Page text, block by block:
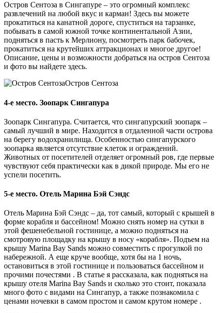
Остров Сентоза в Сингапуре – это огромный комплекс
развлечений на любой вкус и карман! Здесь вы можете
прокатиться на канатной дороге, спуститься на тарзанке,
побывать в самой южной точке континентальной Азии,
подняться в пасть к Мерлиону, посмотреть парк бабочек,
прокатиться на крутейших аттракционах и многое другое!
Описание, цены и возможности добраться на остров Сентоза
и фото вы найдете здесь.
Остров Сентоза
4-е место. Зоопарк Сингапура
Зоопарк Сингапура. Считается, что сингапурский зоопарк –
самый лучший в мире. Находится в отдаленной части острова
на берегу водохранилища. Особенностью сингапурского
зоопарка является отсутствие клеток и ограждений.
Животных от посетителей отделяет огромный ров, где первые
чувствуют себя практически как в дикой природе. Мы его не
успели посетить.
5-е место. Отель Марина Бэй Сэндс
Отель Марина Бэй Сэндс – да, тот самый, который с крышей в
форме корабля и бассейном! Можно снять номер на сутки в
этой фешенебельной гостинице, а можно подняться на
смотровую площадку на крышу в носу «корабля». Подъем на
крышу Marina Bay Sands можно совместить с прогулкой по
набережной. А еще круче вообще, хотя бы на 1 ночь,
остановиться в этой гостинице и пользоваться бассейном и
прочими почестями . В статье я рассказала, как подняться на
крышу отеля Marina Bay Sands и сколько это стоит, показала
много фото с видами на Сингапур, а также познакомила с
ценами ночевки в самом простом и самом крутом номере .